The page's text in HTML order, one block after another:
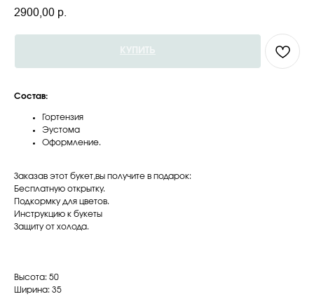
2900,00 р.
КУПИТЬ
Состав:
Гортензия
Эустома
Оформление.
Заказав этот букет,вы получите в подарок:
Бесплатную открытку.
Подкормку для цветов.
Инструкцию к букеты
Защиту от холода.
Высота: 50
Ширина: 35